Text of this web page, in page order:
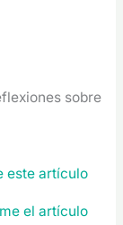
sobre
este artículo
el artículo